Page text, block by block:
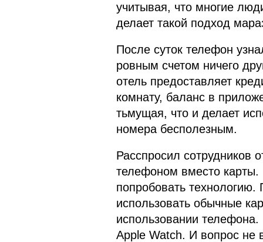
учитывая, что многие
делает такой подход
После суток телефон
ровным счетом ничего
отель предоставляет
комнату, баланс в
тьмущая, что и делает
номера бесполезным.
Расспросил сотрудников
телефоном вместо карты.
попробовать
использовать обычные
использовании
Apple Watch. И вопрос не